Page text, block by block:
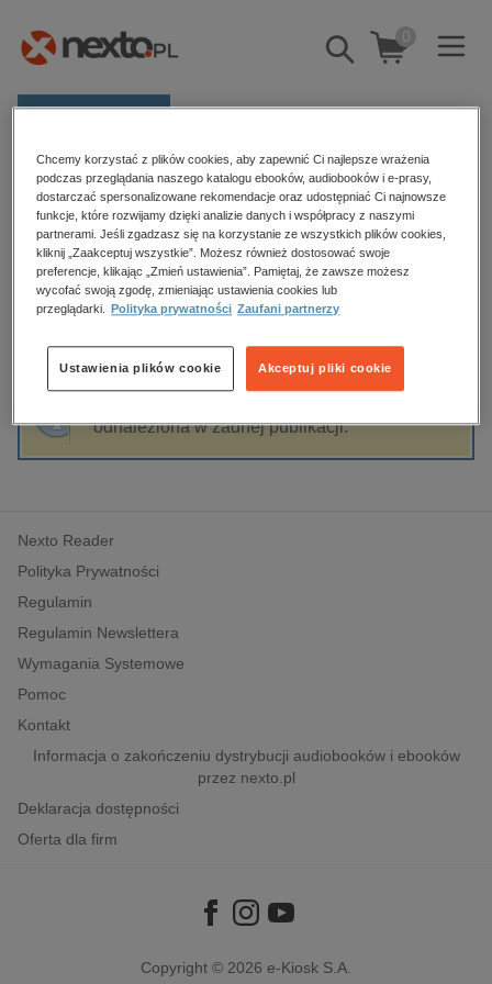
Pokaż/schowaj
wyszukiwarkę
0
Kategorie
Zobacz wszystkie E-prasa
budownictwo, aranżacja wnętrz
biznesowe, branżowe, gospodarka
dzienniki
edukacja
hobby, sport, rozrywka
komputery, internet, technologie, informatyka
polityka, społeczno-informacyjne
psychologiczne
inne
popularno-naukowe
historia
Strona główna Urszula Torbus
Urszula Torbus
Sortowanie Filtrowanie
odnaleziona w żadnej publikacji.
Nexto Reader
Polityka Prywatności
Regulamin
Regulamin Newslettera
Wymagania Systemowe
Pomoc
Kontakt
Informacja o zakończeniu dystrybucji audiobooków i ebooków
przez nexto.pl
Deklaracja dostępności
Oferta dla firm
Copyright © 2026 e-Kiosk S.A.
Chcemy korzystać z plików cookies, aby zapewnić Ci najlepsze wrażenia
podczas przeglądania naszego katalogu ebooków, audiobooków i e-prasy,
dostarczać spersonalizowane rekomendacje oraz udostępniać Ci najnowsze
funkcje, które rozwijamy dzięki analizie danych i współpracy z naszymi
partnerami. Jeśli zgadzasz się na korzystanie ze wszystkich plików cookies,
kliknij „Zaakceptuj wszystkie”. Możesz również dostosować swoje
preferencje, klikając „Zmień ustawienia”. Pamiętaj, że zawsze możesz
wycofać swoją zgodę, zmieniając ustawienia cookies lub
przeglądarki.
Polityka prywatności Zaufani partnerzy
Akceptuj pliki cookie
Ustawienia plików cookie